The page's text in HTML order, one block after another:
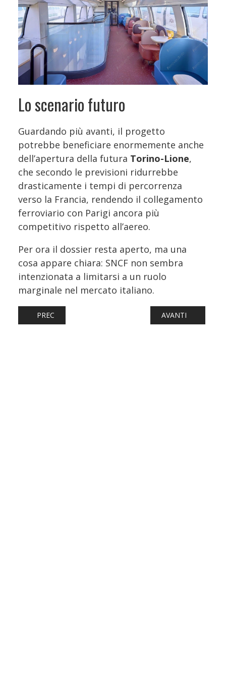
Lo scenario futuro
Guardando più avanti, il progetto
potrebbe beneficiare enormemente anche
dell’apertura della futura Torino-Lione,
che secondo le previsioni ridurrebbe
drasticamente i tempi di percorrenza
verso la Francia, rendendo il collegamento
ferroviario con Parigi ancora più
competitivo rispetto all’aereo.
Per ora il dossier resta aperto, ma una
cosa appare chiara: SNCF non sembra
intenzionata a limitarsi a un ruolo
marginale nel mercato italiano.
ARTICOLO PRECEDENTE: TRENO DELLA SILA FERMO,
PREC ARTICOLO
AVANTI